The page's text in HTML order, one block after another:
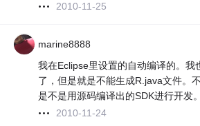
2010-11-25
marine8888
我在Eclipse里设置的自动编译的。我
了，但是就是不能生成R.java文件。
是不是用源码编译出的SDK进行开发。
2010-11-24